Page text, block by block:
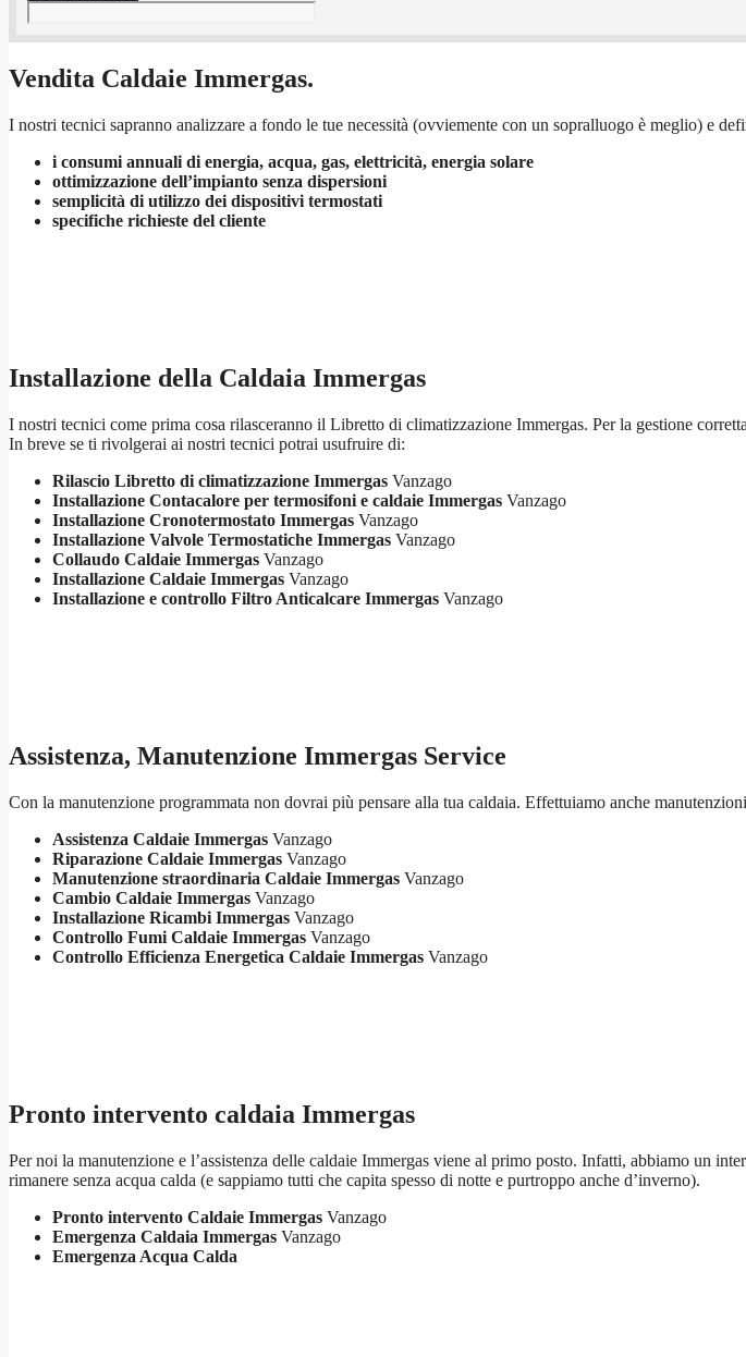
Vendita Caldaie Immergas.
I nostri tecnici sapranno analizzare a fondo le tue necessità (ovviemente con un sopralluogo è meglio) e
i consumi annuali di energia, acqua, gas, elettricità, energia solare
ottimizzazione dell’impianto senza dispersioni
semplicità di utilizzo dei dispositivi termostati
specifiche richieste del cliente
Installazione della Caldaia Immergas
I nostri tecnici come prima cosa rilasceranno il Libretto di climatizzazione Immergas. Per la gestione
In breve se ti rivolgerai ai nostri tecnici potrai usufruire di:
Rilascio Libretto di climatizzazione Immergas Vanzago
Installazione Contacalore per termosifoni e caldaie Immergas Vanzago
Installazione Cronotermostato Immergas Vanzago
Installazione Valvole Termostatiche Immergas Vanzago
Collaudo Caldaie Immergas Vanzago
Installazione Caldaie Immergas Vanzago
Installazione e controllo Filtro Anticalcare Immergas Vanzago
Assistenza, Manutenzione Immergas Service
Con la manutenzione programmata non dovrai più pensare alla tua caldaia. Effettuiamo anche
Assistenza Caldaie Immergas Vanzago
Riparazione Caldaie Immergas Vanzago
Manutenzione straordinaria Caldaie Immergas Vanzago
Cambio Caldaie Immergas Vanzago
Installazione Ricambi Immergas Vanzago
Controllo Fumi Caldaie Immergas Vanzago
Controllo Efficienza Energetica Caldaie Immergas Vanzago
Pronto intervento caldaia Immergas
Per noi la manutenzione e l’assistenza delle caldaie Immergas viene al primo posto. Infatti, abbiamo un
rimanere senza acqua calda (e sappiamo tutti che capita spesso di notte e purtroppo anche d’inverno).
Pronto intervento Caldaie Immergas Vanzago
Emergenza Caldaia Immergas Vanzago
Emergenza Acqua Calda